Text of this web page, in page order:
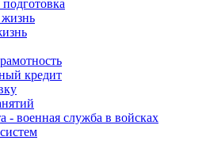
жизнь
кредит
- военная служба в войсках